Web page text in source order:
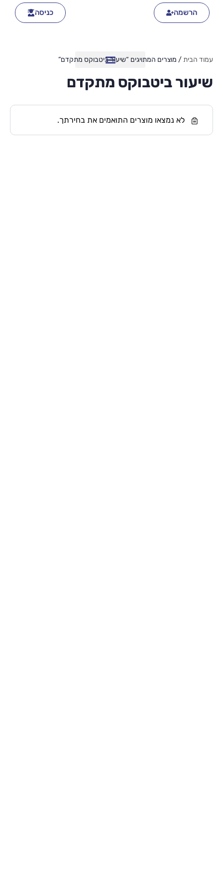
הרשמה כניסה
עמוד הבית/ מוצרים המתויגים “שיעור ביטבוקס מתקדם”
שיעור ביטבוקס מתקדם
לא נמצאו מוצרים התואמים את בחירתך.